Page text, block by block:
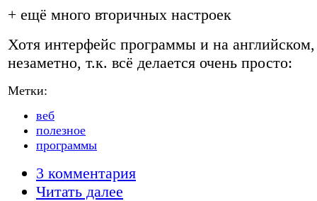
+ ещё много вторичных настроек
Хотя интерфейс программы и на
незаметно, т.к. всё делается очень просто:
Метки:
веб
полезное
программы
3 комментария
Читать далее